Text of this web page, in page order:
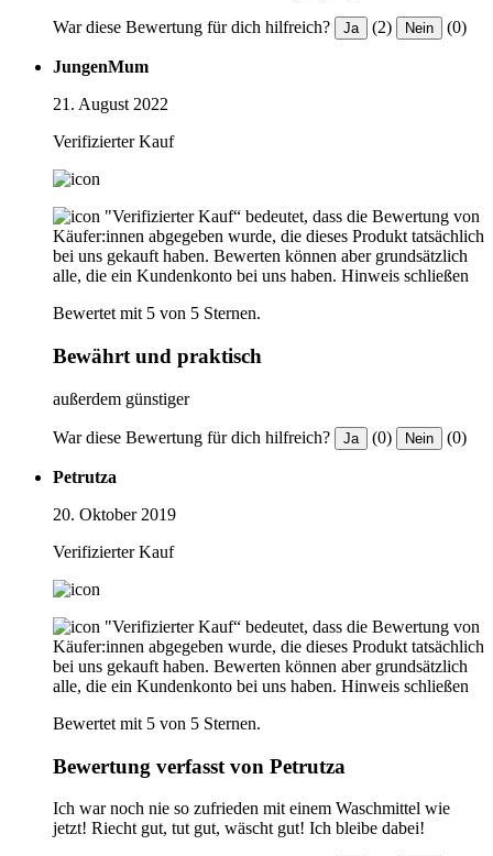
War diese Bewertung für dich hilfreich? Ja (2) Nein (0)
JungenMum
21. August 2022
Verifizierter Kauf
"Verifizierter Kauf“ bedeutet, dass die Bewertung von
Käufer:innen abgegeben wurde, die dieses Produkt tatsächlich
bei uns gekauft haben. Bewerten können aber grundsätzlich
alle, die ein Kundenkonto bei uns haben. Hinweis schließen
Bewertet mit 5 von 5 Sternen.
Bewährt und praktisch
außerdem günstiger
War diese Bewertung für dich hilfreich? Ja (0) Nein (0)
Petrutza
20. Oktober 2019
Verifizierter Kauf
"Verifizierter Kauf“ bedeutet, dass die Bewertung von
Käufer:innen abgegeben wurde, die dieses Produkt tatsächlich
bei uns gekauft haben. Bewerten können aber grundsätzlich
alle, die ein Kundenkonto bei uns haben. Hinweis schließen
Bewertet mit 5 von 5 Sternen.
Bewertung verfasst von Petrutza
Ich war noch nie so zufrieden mit einem Waschmittel wie
jetzt! Riecht gut, tut gut, wäscht gut! Ich bleibe dabei!